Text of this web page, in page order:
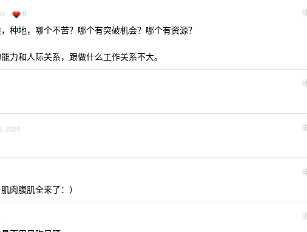
3
9
种地，哪个不苦？哪个有突破机会？哪个有资源？
力和人际关系，跟做什么工作关系不大。
4
5
2024
6
肉腹肌全来了：）
7